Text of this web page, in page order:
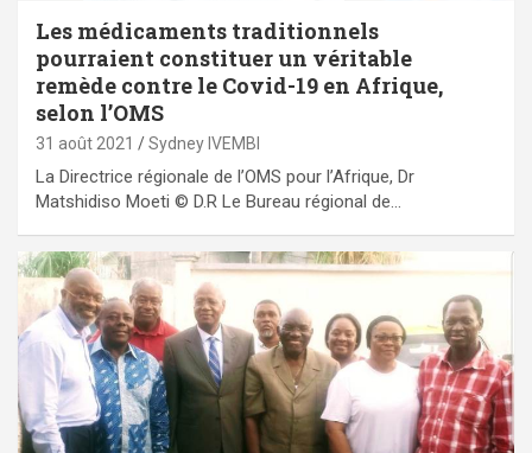
Les médicaments traditionnels
pourraient constituer un véritable
remède contre le Covid-19 en Afrique,
selon l’OMS
31 août 2021 Sydney IVEMBI
La Directrice régionale de l’OMS pour l’Afrique, Dr
Matshidiso Moeti © D.R Le Bureau régional de…